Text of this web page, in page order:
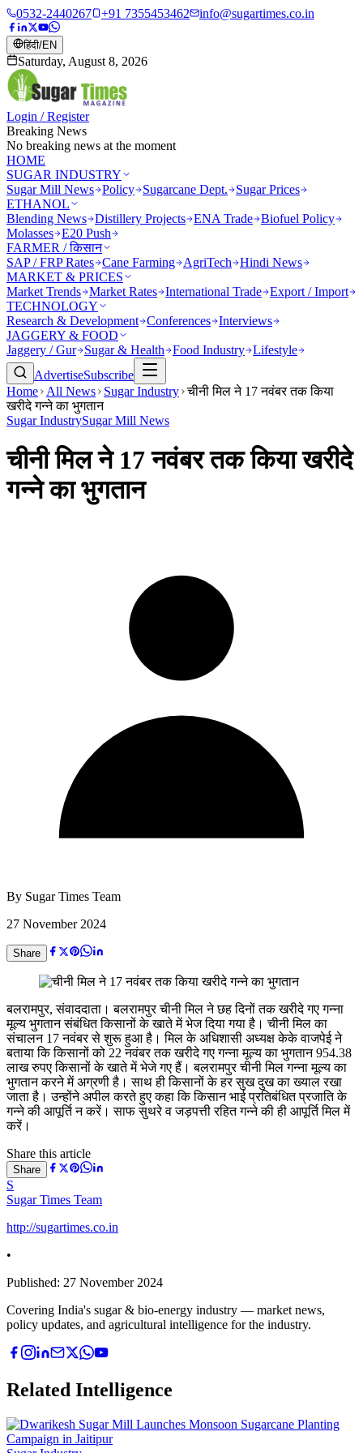
0532-2440267 +91 7355453462 info@sugartimes.co.in
हिंदी/EN
Saturday, August 8, 2026
Login / Register
Breaking News
No breaking news at the moment
HOME
SUGAR INDUSTRY
Sugar Mill News Policy Sugarcane Dept.
Sugar Prices
ETHANOL
Blending News Distillery Projects ENA Trade Biofuel Policy
Molasses E20 Push
FARMER / किसान
SAP / FRP Rates Cane Farming AgriTech
Hindi News
MARKET & PRICES
Market Trends Market Rates International Trade Export / Import
TECHNOLOGY
Research & Development Conferences Interviews
JAGGERY & FOOD
Jaggery / Gur
Sugar & Health Food Industry Lifestyle
AdvertiseSubscribe
Home
All News Sugar Industry चीनी मिल ने 17 नवंबर तक किया
खरीदे गन्ने का भुगतान
Sugar IndustrySugar Mill News
चीनी मिल ने 17 नवंबर तक किया खरीदे
गन्ने का भुगतान
By Sugar Times Team
27 November 2024
Share
बलरामपुर, संवाददाता। बलरामपुर चीनी मिल ने छह दिनों तक खरीदे गए गन्ना
मूल्य भुगतान संबंधित किसानों के खाते में भेज दिया गया है। चीनी मिल का
संचालन 17 नवंबर से शुरू हुआ है। मिल के अधिशासी अध्यक्ष केके वाजपेई ने
बताया कि किसानों को 22 नवंबर तक खरीदे गए गन्ना मूल्य का भुगतान 954.38
लाख रुपए किसानों के खाते में भेजे गए हैं। बलरामपुर चीनी मिल गन्ना मूल्य का
भुगतान करने में अग्रणी है। साथ ही किसानों के हर सुख दुख का ख्याल रखा
जाता है। उन्होंने अपील करते हुए कहा कि किसान भाई प्रतिबंधित प्रजाति के
गन्ने की आपूर्ति न करें। साफ सुथरे व जड़पत्ती रहित गन्ने की ही आपूर्ति मिल में
करें।
Share this article
Share
S
Sugar Times Team
http://sugartimes.co.in
•
Published: 27 November 2024
Covering India's sugar & bio-energy industry — market news,
policy updates, and agricultural intelligence for the industry.
Related Intelligence